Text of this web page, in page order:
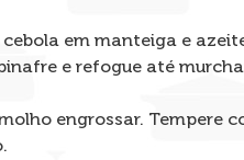
cebola em manteiga e
e refogue até
engrossar. Tempere